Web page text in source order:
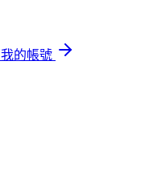
我的帳號